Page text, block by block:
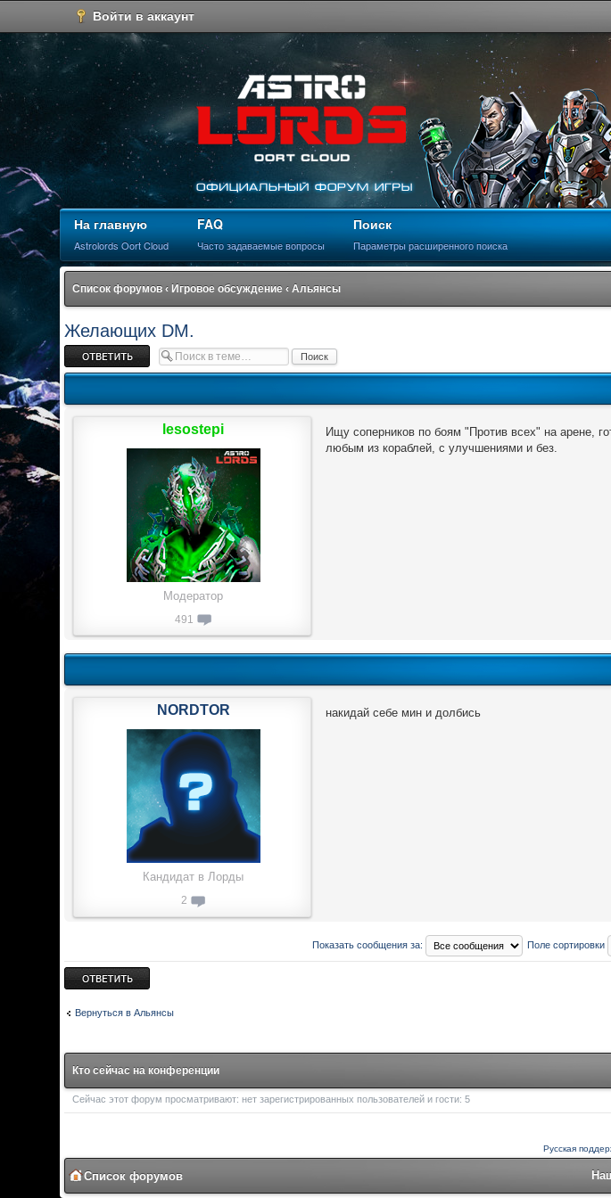
Войти в аккаунт
На главную
Astrolords Oort Cloud
FAQ
Часто задаваемые вопросы
Поиск
Параметры расширенного поиска
Список форумов ‹ Игровое обсуждение ‹ Альянсы
Желающих DM.
Ответить
Ищу соперников по боям "Против всех" на арене,
любым из кораблей, с улучшениями и без.
lesostepi
Модератор
491
накидай себе мин и долбись
NORDTOR
Кандидат в Лорды
2
Показать сообщения за: Поле сортировки
Ответить
Вернуться в Альянсы
Кто сейчас на конференции
Сейчас этот форум просматривают: нет зарегистрированных пользователей и гости: 5
Русская
Список форумов